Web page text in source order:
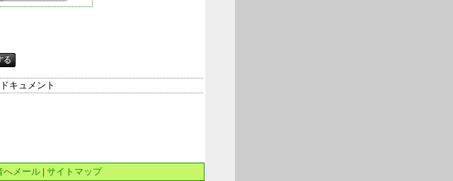
キュメント
へメール | サイトマップ